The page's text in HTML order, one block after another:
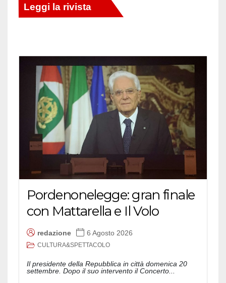
Pordenonelegge: gran finale
con Mattarella e Il Volo
redazione 6 Agosto 2026
CULTURA&SPETTACOLO
Il presidente della Repubblica in città domenica 20
settembre. Dopo il suo intervento il Concerto...